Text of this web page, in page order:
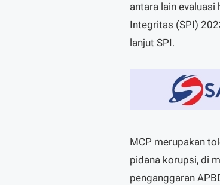
antara lain
Integritas (SPI)
lanjut SPI.
MCP merupakan
pidana korupsi, di
penganggaran